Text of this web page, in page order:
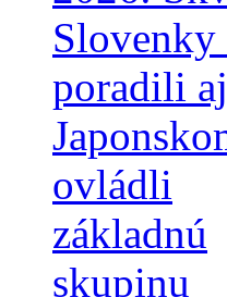
Slovenky
poradili
ovládli
základnú
skupinu